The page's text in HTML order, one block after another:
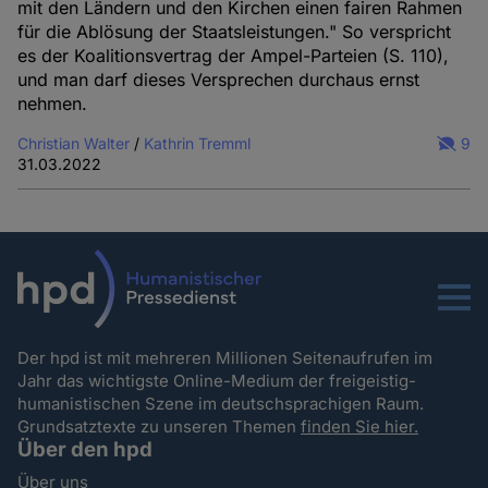
mit den Ländern und den Kirchen einen fairen Rahmen
für die Ablösung der Staatsleistungen." So verspricht
es der Koalitionsvertrag der Ampel-Parteien (S. 110),
und man darf dieses Versprechen durchaus ernst
nehmen.
Christian Walter / Kathrin Tremml
31.03.2022
9
Menu
Der hpd ist mit mehreren Millionen Seitenaufrufen im
Jahr das wichtigste Online-Medium der freigeistig-
humanistischen Szene im deutschsprachigen Raum.
Grundsatztexte zu unseren Themenfinden Sie hier.
Über den hpd
Über uns
Cookies